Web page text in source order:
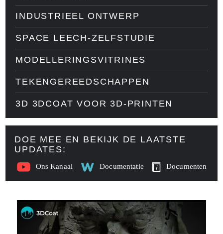
INDUSTRIEEL ONTWERP
SPACE LEECH-ZELFSTUDIE
MODELLERINGSVITRINES
TEKENGEREEDSCHAPPEN
3D 3DCOAT VOOR 3D-PRINTEN
DOE MEE EN BEKIJK DE LAATSTE
UPDATES:
Ons Kanaal Documentatie Documenten